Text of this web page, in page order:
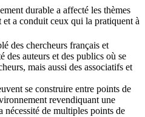
durable a affecté les thèmes
a conduit ceux qui la pratiquent à
des chercheurs français et
des auteurs et des publics où se
mais aussi des associatifs et
se construire entre points de
revendiquant une
nécessité de multiples points de